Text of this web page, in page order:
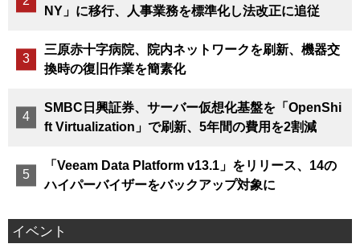
NY」に移行、人事業務を標準化し法改正に追従
三原赤十字病院、院内ネットワークを刷新、機器交
換時の復旧作業を簡素化
SMBC日興証券、サーバー仮想化基盤を「OpenShi
ft Virtualization」で刷新、5年間の費用を2割減
「Veeam Data Platform v13.1」をリリース、14の
ハイパーバイザーをバックアップ対象に
イベント